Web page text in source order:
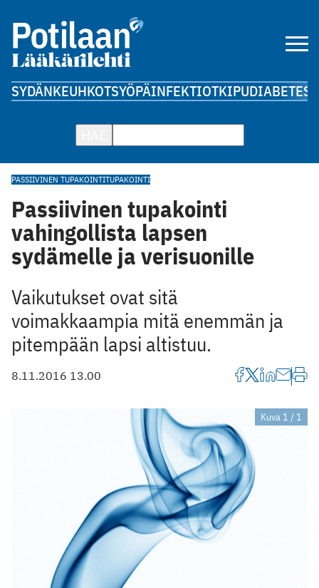
SYDÄNKEUHKOTSYÖPÄINFEKTIOTKIPUDIABETES
PASSIIVINEN TUPAKOINTITUPAKOINTI
Passiivinen tupakointi
vahingollista lapsen
sydämelle ja verisuonille
Vaikutukset ovat sitä
voimakkaampia mitä enemmän ja
pitempään lapsi altistuu.
8.11.2016 13.00
Kuva 1 / 1